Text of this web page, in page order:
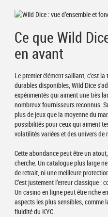
Ce que Wild
en avant
Le premier élément saillant, c’est la
durables disponibles, Wild Dice
expérimentés qui aiment une très
nombreux fournisseurs reconnus.
plus de jeux que la moyenne du
possibilités pour ceux qui aiment
volatilités variées et des univers
Cette abondance peut être un
cherche. Un catalogue plus large
de retrait, ni une meilleure
C’est justement l’erreur classique
Un casino en ligne peut être riche
aspects les plus sensibles, comme
fluidité du KYC.